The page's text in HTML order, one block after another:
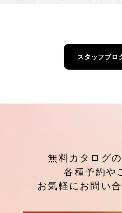
スタッフブロ
無料カタログ
各種予約や
お気軽にお問い